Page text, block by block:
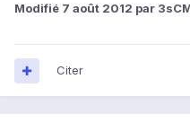
Modifié 7 août 2012 par
Citer